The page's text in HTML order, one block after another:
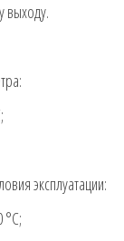
выходу.
эксплуатации:
°С;